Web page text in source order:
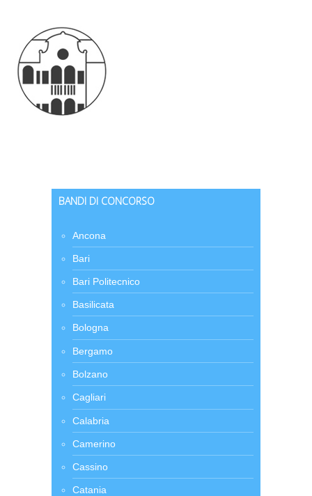
BANDI DI CONCORSO
Ancona
Bari
Bari Politecnico
Basilicata
Bologna
Bergamo
Bolzano
Cagliari
Calabria
Camerino
Cassino
Catania